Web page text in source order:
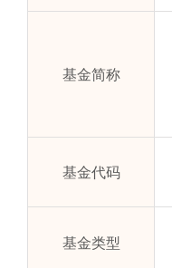
基金简称
基金代码
基金类型